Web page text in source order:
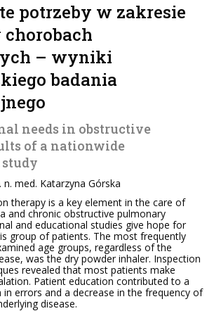
potrzeby w zakresie
– wyniki
badania
needs in obstructive
of a nationwide
n. med. Katarzyna Górska
therapy is a key element in the care of
and chronic obstructive pulmonary
and educational studies give hope for
group of patients. The most frequently
age groups, regardless of the
was the dry powder inhaler. Inspection
revealed that most patients make
Patient education contributed to a
errors and a decrease in the frequency of
disease.